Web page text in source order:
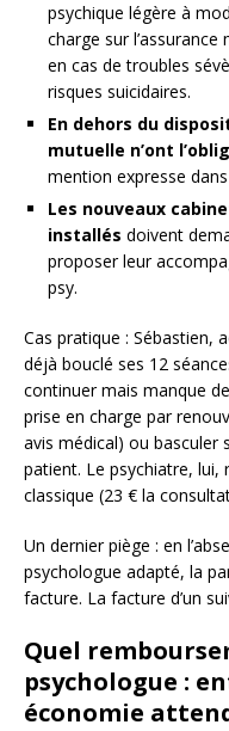
psychique légère à
charge sur
en cas de troubles
risques suicidaires.
En dehors du
mutuelle n’ont
mention expresse
Les nouveaux
installés doivent
proposer leur
psy.
Cas pratique : Sébastien,
déjà bouclé ses 12
continuer mais manque
prise en charge par
avis médical) ou basculer
patient. Le psychiatre, lui,
classique (23 € la
Un dernier piège : en
psychologue adapté, la
facture. La facture d’un
Quel
psychologue :
économie